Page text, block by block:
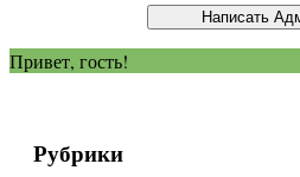
Привет, гость!
Рубрики